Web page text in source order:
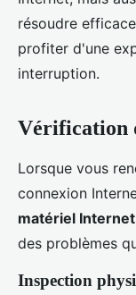
résoudre
profiter d'une
interruption.
Vérification
Lorsque vous
connexion
matériel Internet
des problèmes
Inspection